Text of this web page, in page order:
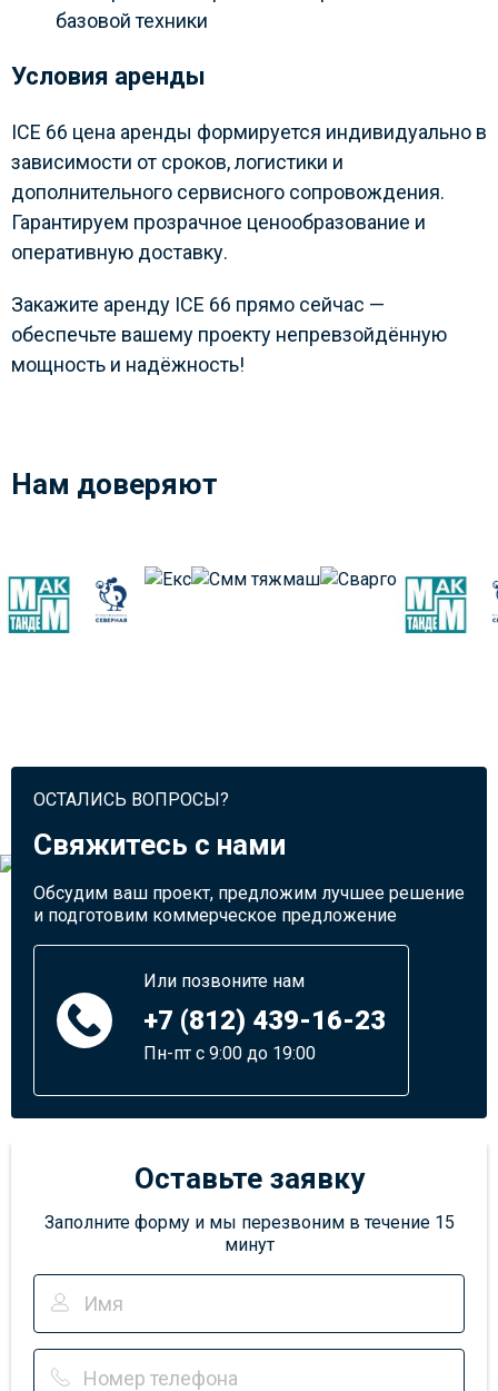
базовой техники
Условия аренды
ICE 66 цена аренды формируется индивидуально в
зависимости от сроков, логистики и
дополнительного сервисного сопровождения.
Гарантируем прозрачное ценообразование и
оперативную доставку.
Закажите аренду ICE 66 прямо сейчас —
обеспечьте вашему проекту непревзойдённую
мощность и надёжность!
Нам доверяют
ОСТАЛИСЬ ВОПРОСЫ?
Свяжитесь с нами
Обсудим ваш проект, предложим лучшее решение
и подготовим коммерческое предложение
Или позвоните нам
+7 (812) 439-16-23
Пн-пт с 9:00 до 19:00
Оставьте заявку
Заполните форму и мы перезвоним в течение 15
минут